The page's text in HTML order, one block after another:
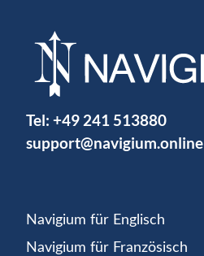
Tel: +49 241 513880
support@navigium.online
Navigium für Englisch
Navigium für Französisch